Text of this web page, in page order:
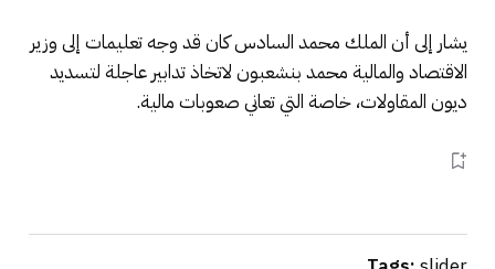
يشار إلى أن الملك محمد السادس كان قد وجه تعليمات إلى وزير
الاقتصاد والمالية محمد بنشعبون لاتخاذ تدابير عاجلة لتسديد
ديون المقاولات، خاصة التي تعاني صعوبات مالية.